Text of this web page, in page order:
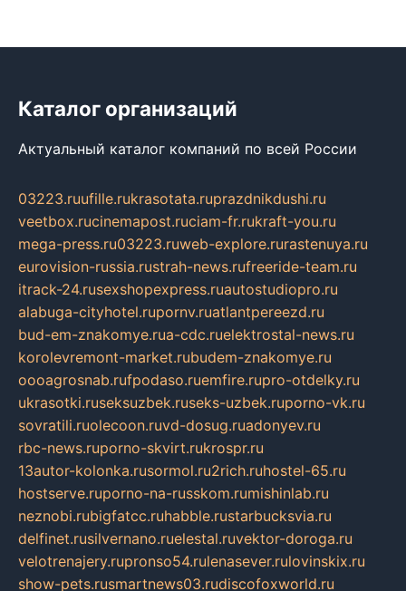
Каталог организаций
Актуальный каталог компаний по всей России
03223.ruufille.rukrasotata.ruprazdnikdushi.ru
veetbox.rucinemapost.ruciam-fr.rukraft-you.ru
mega-press.ru03223.ruweb-explore.rurastenuya.ru
eurovision-russia.rustrah-news.rufreeride-team.ru
itrack-24.rusexshopexpress.ruautostudiopro.ru
alabuga-cityhotel.rupornv.ruatlantpereezd.ru
bud-em-znakomye.rua-cdc.ruelektrostal-news.ru
korolevremont-market.rubudem-znakomye.ru
oooagrosnab.rufpodaso.ruemfire.rupro-otdelky.ru
ukrasotki.ruseksuzbek.ruseks-uzbek.ruporno-vk.ru
sovratili.ruolecoon.ruvd-dosug.ruadonyev.ru
rbc-news.ruporno-skvirt.rukrospr.ru
13autor-kolonka.rusormol.ru2rich.ruhostel-65.ru
hostserve.ruporno-na-russkom.rumishinlab.ru
neznobi.rubigfatcc.ruhabble.rustarbucksvia.ru
delfinet.rusilvernano.ruelestal.ruvektor-doroga.ru
velotrenajery.rupronso54.rulenasever.rulovinskix.ru
show-pets.rusmartnews03.rudiscofoxworld.ru